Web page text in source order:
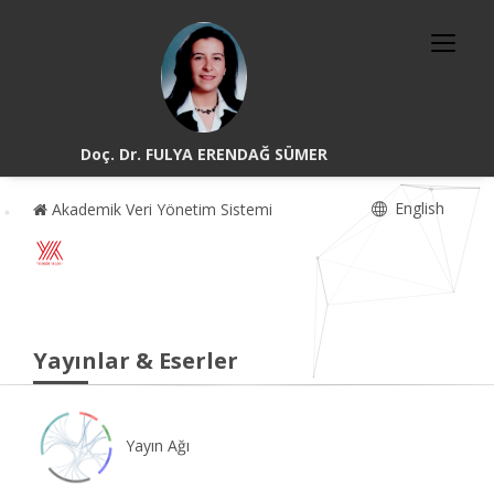
Doç. Dr. FULYA ERENDAĞ SÜMER
Akademik Veri Yönetim Sistemi English
Yayınlar & Eserler
Yayın Ağı